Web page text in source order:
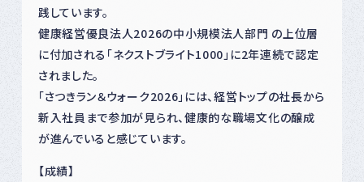
践しています。
健康経営優良法人2026の中小規模法人部門 の上位層
に付加される「ネクストブライト1000」に2年連続で認定
されました。
「さつきラン＆ウォーク2026」には、経営トップの社長から
新入社員まで参加が見られ、健康的な職場文化の醸成
が進んでいると感じています。
【成績】